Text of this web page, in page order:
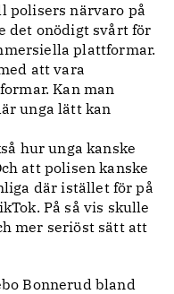
polisers närvaro på
det onödigt svårt för
plattformar.
att vara
Kan man
unga lätt kan
hur unga kanske
att polisen kanske
där istället för på
På så vis skulle
mer seriöst sätt att
Bonnerud bland